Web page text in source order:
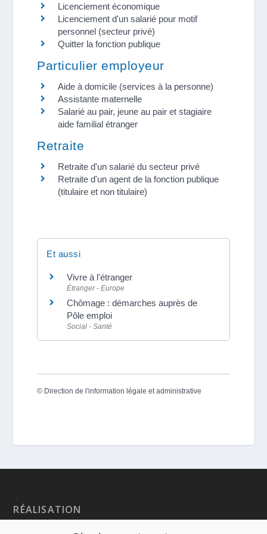
Licenciement économique
Licenciement d'un salarié pour motif
personnel (secteur privé)
Quitter la fonction publique
Particulier employeur
Aide à domicile (services à la personne)
Assistante maternelle
Salarié au pair, jeune au pair et stagiaire
aide familial étranger
Retraite
Retraite d'un salarié du secteur privé
Retraite d'un agent de la fonction publique
(titulaire et non titulaire)
Et aussi
Vivre à l'étranger
Étranger - Europe
Chômage : démarches auprès de
Pôle emploi
Social - Santé
© Direction de l'information légale et administrative
RÉALISATION